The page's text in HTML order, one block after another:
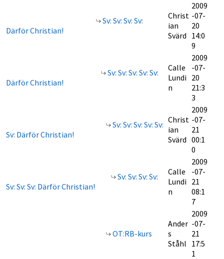
Sv: Sv: Sv: Sv:
Därför Christian!
Christ
ian
Svärd
2009
-07-
20
14:0
9
Sv: Sv: Sv: Sv: Sv:
Därför Christian!
Calle
Lundi
n
2009
-07-
20
21:3
3
Sv: Sv: Sv: Sv: Sv:
Sv: Därför Christian!
Christ
ian
Svärd
2009
-07-
21
00:1
0
Sv: Sv: Sv: Sv:
Sv: Sv: Sv: Därför Christian!
Calle
Lundi
n
2009
-07-
21
08:1
7
OT:RB-kurs
Ander
s
Ståhl
2009
-07-
21
17:5
1